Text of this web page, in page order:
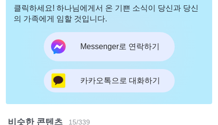
클릭하세요! 하나님에게서 온 기쁜 소식이 당신과 당신
의 가족에게 임할 것입니다.
Messenger로 연락하기
카카오톡으로 대화하기
비슷한 콘텐츠 15/339